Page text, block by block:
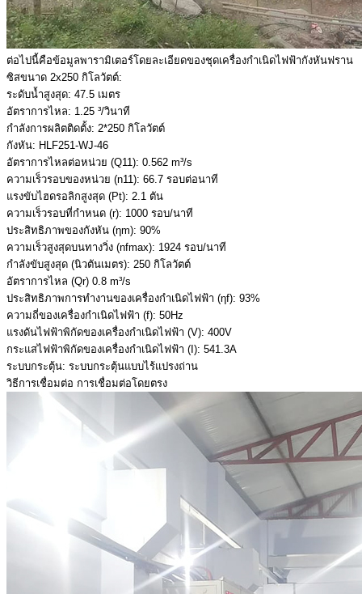
ต่อไปนี้คือข้อมูลพารามิเตอร์โดยละเอียดของชุดเครื่องกำเนิดไฟฟ้ากังหันฟราน
ซิสขนาด 2x250 กิโลวัตต์:
ระดับน้ำสูงสุด: 47.5 เมตร
อัตราการไหล: 1.25 ³/วินาที
กำลังการผลิตติดตั้ง: 2*250 กิโลวัตต์
กังหัน: HLF251-WJ-46
อัตราการไหลต่อหน่วย (Q11): 0.562 m³/s
ความเร็วรอบของหน่วย (n11): 66.7 รอบต่อนาที
แรงขับไฮดรอลิกสูงสุด (Pt): 2.1 ตัน
ความเร็วรอบที่กำหนด (r): 1000 รอบ/นาที
ประสิทธิภาพของกังหัน (ηm): 90%
ความเร็วสูงสุดบนทางวิ่ง (nfmax): 1924 รอบ/นาที
กำลังขับสูงสุด (นิวตันเมตร): 250 กิโลวัตต์
อัตราการไหล (Qr) 0.8 m³/s
ประสิทธิภาพการทำงานของเครื่องกำเนิดไฟฟ้า (ηf): 93%
ความถี่ของเครื่องกำเนิดไฟฟ้า (f): 50Hz
แรงดันไฟฟ้าพิกัดของเครื่องกำเนิดไฟฟ้า (V): 400V
กระแสไฟฟ้าพิกัดของเครื่องกำเนิดไฟฟ้า (I): 541.3A
ระบบกระตุ้น: ระบบกระตุ้นแบบไร้แปรงถ่าน
วิธีการเชื่อมต่อ การเชื่อมต่อโดยตรง